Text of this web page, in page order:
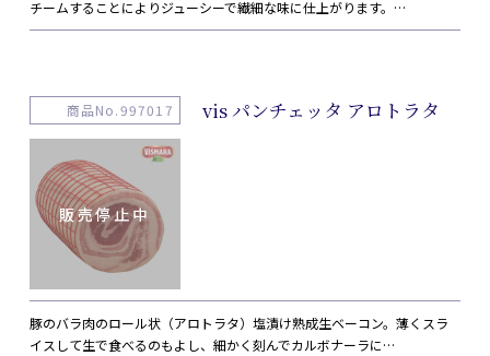
チームすることによりジューシーで繊細な味に仕上がります。…
商品No.997017 vis パンチェッタ アロトラタ
豚のバラ肉のロール状（アロトラタ）塩漬け熟成生ベーコン。薄くスラ
イスして生で食べるのもよし、細かく刻んでカルボナーラに…